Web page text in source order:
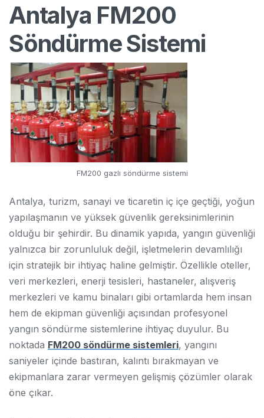
Antalya FM200
Söndürme Sistemi
FM200 gazlı söndürme sistemi
Antalya, turizm, sanayi ve ticaretin iç içe geçtiği, yoğun
yapılaşmanın ve yüksek güvenlik gereksinimlerinin
olduğu bir şehirdir. Bu dinamik yapıda, yangın güvenliği
yalnızca bir zorunluluk değil, işletmelerin devamlılığı
için stratejik bir ihtiyaç haline gelmiştir. Özellikle oteller,
veri merkezleri, enerji tesisleri, hastaneler, alışveriş
merkezleri ve kamu binaları gibi ortamlarda hem insan
hem de ekipman güvenliği açısından profesyonel
yangın söndürme sistemlerine ihtiyaç duyulur. Bu
noktada FM200 söndürme sistemleri, yangını
saniyeler içinde bastıran, kalıntı bırakmayan ve
ekipmanlara zarar vermeyen gelişmiş çözümler olarak
öne çıkar.